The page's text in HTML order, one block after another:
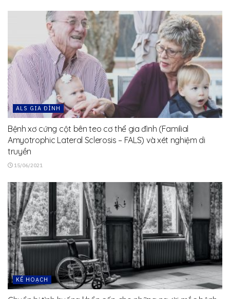
ALS GIA ĐÌNH
Bệnh xơ cứng cột bên teo cơ thể gia đình (Familial
Amyotrophic Lateral Sclerosis – FALS) và xét nghiệm di
truyền
15/06/2021
KẾ HOẠCH